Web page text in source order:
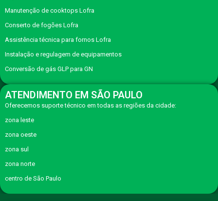
Manutenção de cooktops Lofra
Conserto de fogões Lofra
Assistência técnica para fornos Lofra
Instalação e regulagem de equipamentos
Conversão de gás GLP para GN
ATENDIMENTO EM SÃO PAULO
Oferecemos suporte técnico em todas as regiões da cidade:
zona leste
zona oeste
zona sul
zona norte
centro de São Paulo